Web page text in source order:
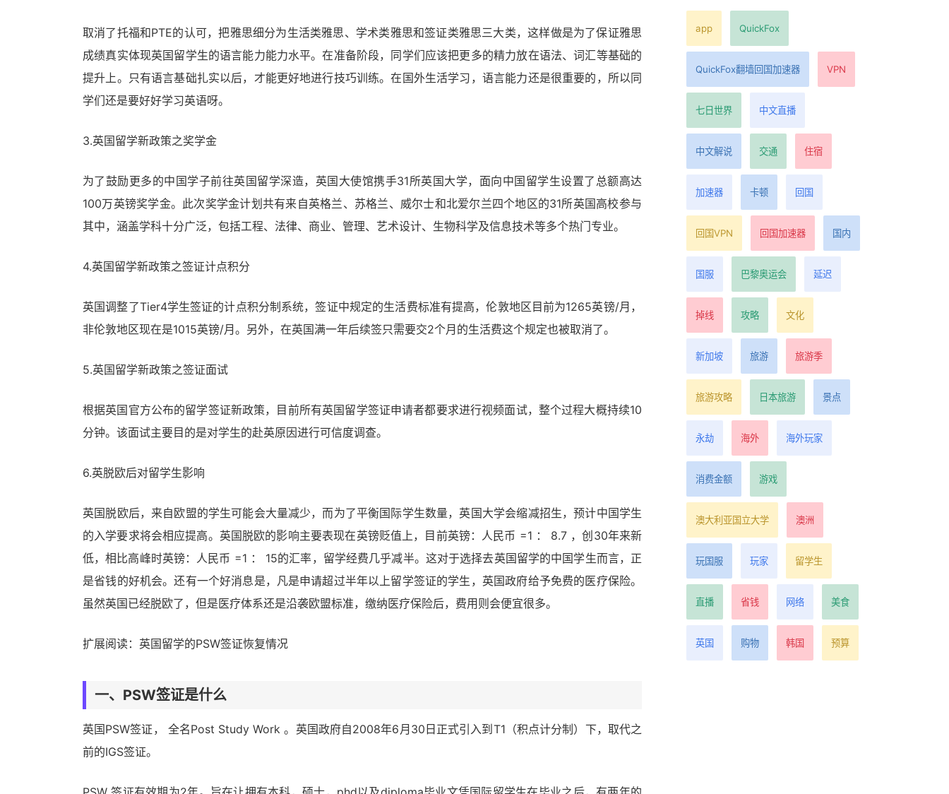
取消了托福和PTE的认可，把雅思细分为生活类雅思、学术类雅思和签证类雅思三大类，这样做是为了保证雅思
成绩真实体现英国留学生的语言能力能力水平。在准备阶段，同学们应该把更多的精力放在语法、词汇等基础的
提升上。只有语言基础扎实以后，才能更好地进行技巧训练。在国外生活学习，语言能力还是很重要的，所以同
学们还是要好好学习英语呀。
3.英国留学新政策之奖学金
为了鼓励更多的中国学子前往英国留学深造，英国大使馆携手31所英国大学，面向中国留学生设置了总额高达
100万英镑奖学金。此次奖学金计划共有来自英格兰、苏格兰、威尔士和北爱尔兰四个地区的31所英国高校参与
其中，涵盖学科十分广泛，包括工程、法律、商业、管理、艺术设计、生物科学及信息技术等多个热门专业。
4.英国留学新政策之签证计点积分
英国调整了Tier4学生签证的计点积分制系统，签证中规定的生活费标准有提高，伦敦地区目前为1265英镑/月，
非伦敦地区现在是1015英镑/月。另外，在英国满一年后续签只需要交2个月的生活费这个规定也被取消了。
5.英国留学新政策之签证面试
根据英国官方公布的留学签证新政策，目前所有英国留学签证申请者都要求进行视频面试，整个过程大概持续10
分钟。该面试主要目的是对学生的赴英原因进行可信度调查。
6.英脱欧后对留学生影响
英国脱欧后，来自欧盟的学生可能会大量减少，而为了平衡国际学生数量，英国大学会缩减招生，预计中国学生
的入学要求将会相应提高。英国脱欧的影响主要表现在英镑贬值上，目前英镑：人民币 =1 ： 8.7 ，创30年来新
低，相比高峰时英镑：人民币 =1 ： 15的汇率，留学经费几乎减半。这对于选择去英国留学的中国学生而言，正
是省钱的好机会。还有一个好消息是，凡是申请超过半年以上留学签证的学生，英国政府给予免费的医疗保险。
虽然英国已经脱欧了，但是医疗体系还是沿袭欧盟标准，缴纳医疗保险后，费用则会便宜很多。
扩展阅读：英国留学的PSW签证恢复情况
一、PSW签证是什么
英国PSW签证， 全名Post Study Work 。英国政府自2008年6月30日正式引入到T1（积点计分制）下，取代之
前的IGS签证。
app QuickFox
QuickFox翻墙回国加速器 VPN
七日世界 中文直播
中文解说 交通 住宿
加速器 卡顿 回国
回国VPN 回国加速器 国内
国服 巴黎奥运会 延迟
掉线 攻略 文化
新加坡 旅游 旅游季
旅游攻略 日本旅游 景点
永劫 海外 海外玩家
消费金额 游戏
澳大利亚国立大学 澳洲
玩国服 玩家 留学生
直播 省钱 网络 美食
英国 购物 韩国 预算